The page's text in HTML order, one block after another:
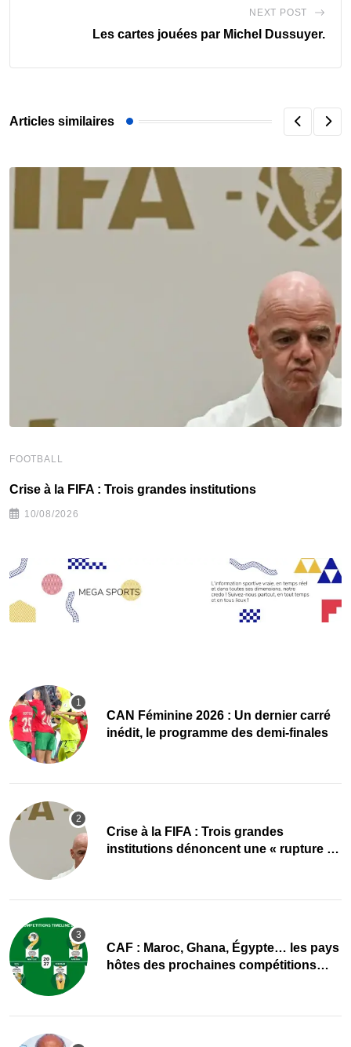
NEXT POST
Les cartes jouées par Michel Dussuyer.
Articles similaires
FOOTBALL
Crise à la FIFA : Trois grandes institutions
10/08/2026
CAN Féminine 2026 : Un dernier carré
inédit, le programme des demi-finales
Crise à la FIFA : Trois grandes
institutions dénoncent une « rupture de
CAF : Maroc, Ghana, Égypte… les pays
hôtes des prochaines compétitions